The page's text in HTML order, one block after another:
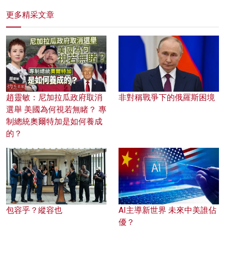
更多精采文章
趙靈敏：尼加拉瓜政府取消
選舉 美國為何視若無睹？ 專
制總統奧爾特加是如何養成
的？
非對稱戰爭下的俄羅斯困境
包容乎？縱容也
AI主導新世界 未來中美誰佔
優？